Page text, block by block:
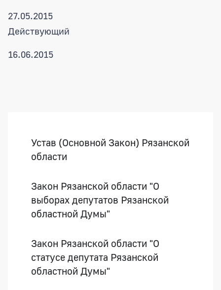
27.05.2015
Действующий
16.06.2015
Устав (Основной Закон) Рязанской
области
Закон Рязанской области "О
выборах депутатов Рязанской
областной Думы"
Закон Рязанской области "О
статусе депутата Рязанской
областной Думы"